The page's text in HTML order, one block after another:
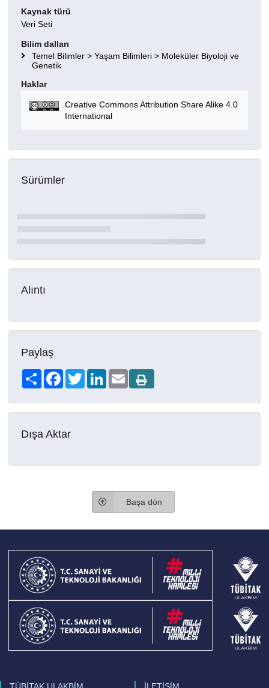
Kaynak türü
Veri Seti
Bilim dalları
Temel Bilimler > Yaşam Bilimleri > Moleküler Biyoloji ve
Genetik
Haklar
Creative Commons Attribution Share Alike 4.0
International
Sürümler
Alıntı
Paylaş
Share FacebookTwitterLinkedIn
Email
Dışa Aktar
Başa dön